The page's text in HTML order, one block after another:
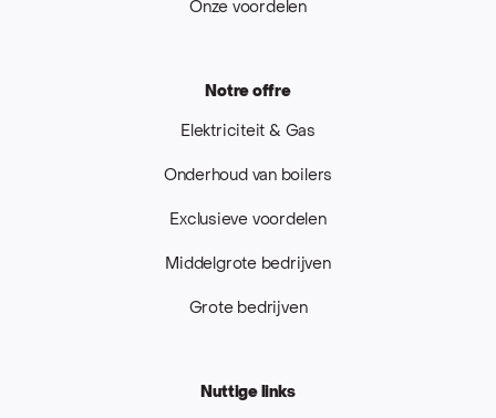
Onze voordelen
Notre offre
Elektriciteit & Gas
Onderhoud van boilers
Exclusieve voordelen
Middelgrote bedrijven
Grote bedrijven
Nuttige links